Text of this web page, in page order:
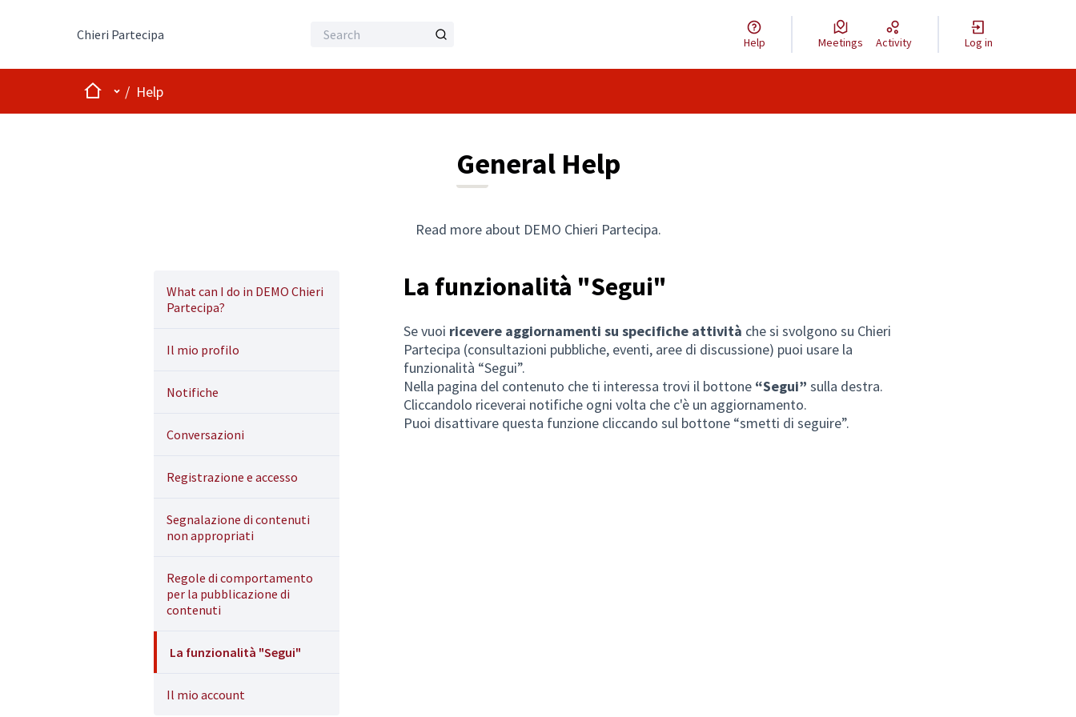
Chieri Partecipa Help Meetings Activity Log in
HomeMain menu
/ Help
General Help
Read more about DEMO Chieri Partecipa.
What can I do in DEMO Chieri
Partecipa?
Il mio profilo
Notifiche
Conversazioni
Registrazione e accesso
Segnalazione di contenuti
non appropriati
Regole di comportamento
per la pubblicazione di
contenuti
La funzionalità "Segui"
Il mio account
La funzionalità "Segui"
Se vuoi ricevere aggiornamenti su specifiche attività che si svolgono su Chieri
Partecipa (consultazioni pubbliche, eventi, aree di discussione) puoi usare la
funzionalità “Segui”.
Nella pagina del contenuto che ti interessa trovi il bottone “Segui” sulla destra.
Cliccandolo riceverai notifiche ogni volta che c'è un aggiornamento.
Puoi disattivare questa funzione cliccando sul bottone “smetti di seguire”.